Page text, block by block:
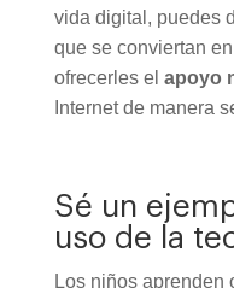
vida digital, puedes
que se conviertan
ofrecerles el apoyo
Internet de manera
Sé un
uso de la
Los niños aprenden